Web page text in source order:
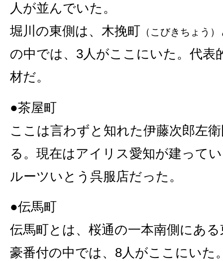
人が並んでいた。
堀川の東側は、木挽町 （こびきちょう）
の中では、3人がここにいた。代表
材だ。
●茶屋町
ここは言わずと知れた伊藤次郎左
る。現在はアイリス愛知が建って
ルーツいとう呉服店だった。
●伝馬町
伝馬町とは、桜通の一本南側にあ
豪番付の中では、8人がここにいた